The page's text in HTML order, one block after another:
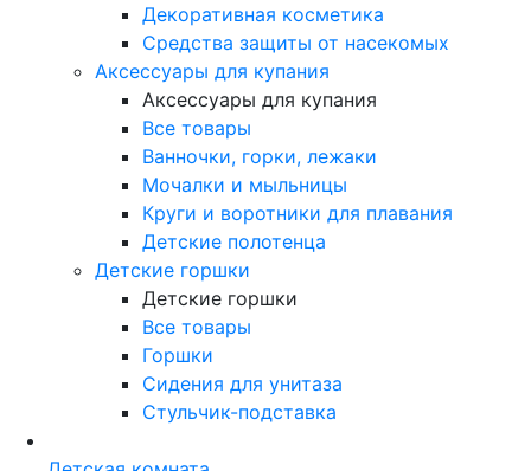
Декоративная косметика
Средства защиты от насекомых
Аксессуары для купания
Аксессуары для купания
Все товары
Ванночки, горки, лежаки
Мочалки и мыльницы
Круги и воротники для плавания
Детские полотенца
Детские горшки
Детские горшки
Все товары
Горшки
Сидения для унитаза
Стульчик-подставка